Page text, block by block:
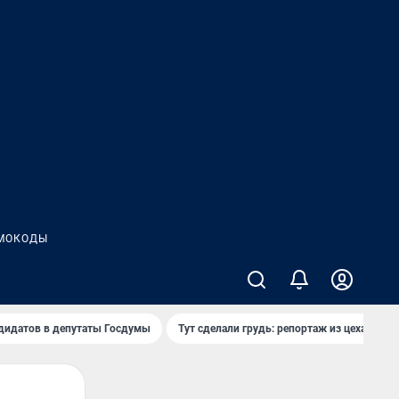
в депутаты Госдумы Тут сделали грудь: репортаж из цеха